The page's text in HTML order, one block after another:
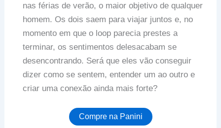
nas férias de verão, o maior objetivo de qualquer
homem. Os dois saem para viajar juntos e, no
momento em que o loop parecia prestes a
terminar, os sentimentos delesacabam se
desencontrando. Será que eles vão conseguir
dizer como se sentem, entender um ao outro e
criar uma conexão ainda mais forte?
Compre na Panini